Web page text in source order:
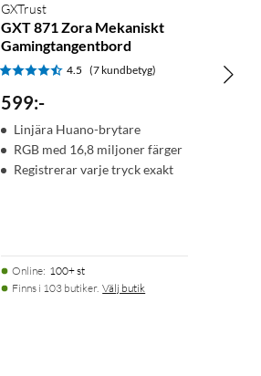
GXTrust
GXT 871 Zora Mekaniskt
Gamingtangentbord
4.5 (7 kundbetyg)
599:-
Linjära Huano-brytare
RGB med 16,8 miljoner färger
Registrerar varje tryck exakt
Online: 100+ st
Finns i 103 butiker. Välj butik